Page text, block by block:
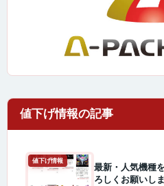
値下げ情報
最新・人気機種
ろしくお願いし